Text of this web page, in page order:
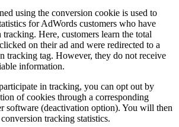
using the conversion cookie is used to
for AdWords customers who have
Here, customers learn the total
on their ad and were redirected to a
tracking tag. However, they do not receive
information.
in tracking, you can opt out by
of cookies through a corresponding
software (deactivation option). You will then
tracking statistics.